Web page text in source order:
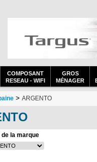
COMPOSANT
RESEAU - WIFI
GROS
MÉNAGER
> ARGENTO
de la marque